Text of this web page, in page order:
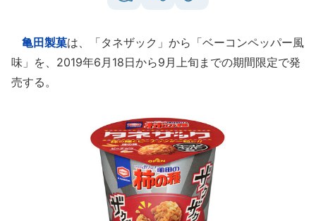
亀田製菓は、「タネザック」から「ベーコンペッパー風
味」を、2019年6月18日から9月上旬までの期間限定で発
売する。